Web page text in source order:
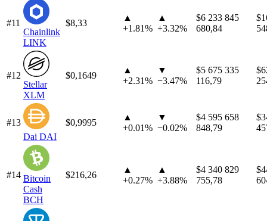
#11
Chainlink
LINK
$8,33
▲
+1.81%
▲
+3.32%
$6 233 845
680,84
#12
Stellar
XLM
$0,1649
▲
+2.31%
▼
−3.47%
$5 675 335
116,79
#13
Dai DAI
$0,9995
▲
+0.01%
▼
−0.02%
$4 595 658
848,79
#14 Bitcoin
Cash
BCH
$216,26
▲
+0.27%
▲
+3.88%
$4 340 829
755,78